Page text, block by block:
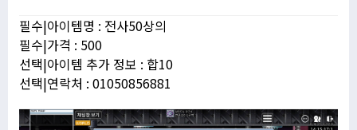
필수|아이템명 : 전사50상의
필수|가격 : 500
선택|아이템 추가 정보 : 합10
선택|연락처 : 01050856881